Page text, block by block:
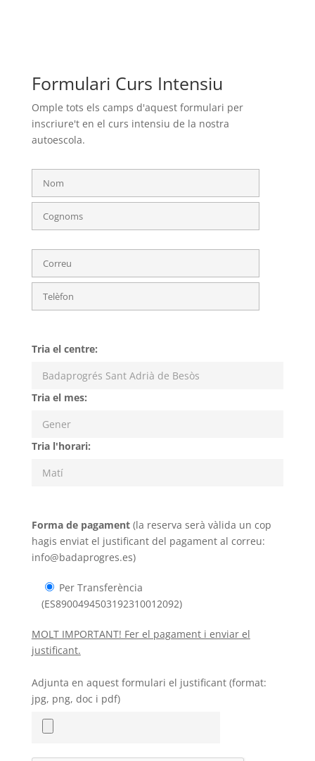
Formulari Curs Intensiu
Omple tots els camps d'aquest formulari per
inscriure't en el curs intensiu de la nostra
autoescola.
Tria el centre:
Tria el mes:
Tria l'horari:
Forma de pagament(la reserva serà vàlida un cop
hagis enviat el justificant del pagament al correu:
info@badaprogres.es)
Per Transferència
(ES8900494503192310012092)
MOLT IMPORTANT! Fer el pagament i enviar el
justificant.
Adjunta en aquest formulari el justificant (format:
jpg, png, doc i pdf)